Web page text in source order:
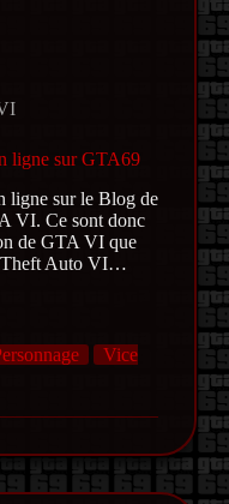
ligne sur GTA69
ligne sur le Blog de
VI. Ce sont donc
de GTA VI que
Theft Auto VI…
Vice